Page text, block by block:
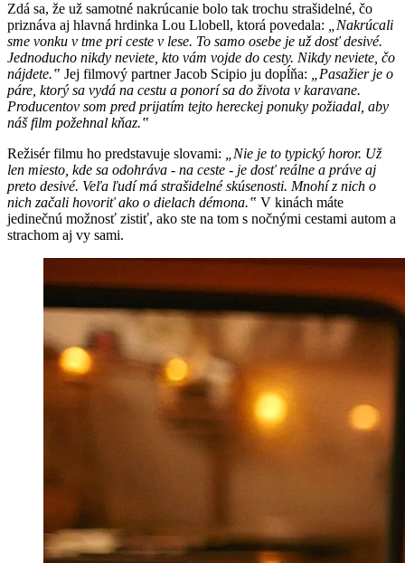
Zdá sa, že už samotné nakrúcanie bolo tak trochu strašidelné, čo
priznáva aj hlavná hrdinka Lou Llobell, ktorá povedala:
„Nakrúcali
sme vonku v tme pri ceste v lese. To samo osebe je už dosť desivé.
Jednoducho nikdy neviete, kto vám vojde do cesty. Nikdy neviete, čo
nájdete.‟ Jej filmový partner Jacob Scipio ju dopĺňa:
„Pasažier je o
páre, ktorý sa vydá na cestu a ponorí sa do života v karavane.
Producentov som pred prijatím tejto hereckej ponuky požiadal, aby
náš film požehnal kňaz.‟
Režisér filmu ho predstavuje slovami:
„Nie je to typický horor. Už
len miesto, kde sa odohráva - na ceste - je dosť reálne a práve aj
preto desivé. Veľa ľudí má strašidelné skúsenosti. Mnohí z nich o
nich začali hovoriť ako o dielach démona.‟ V kinách máte
jedinečnú možnosť zistiť, ako ste na tom s nočnými cestami autom a
strachom aj vy sami.